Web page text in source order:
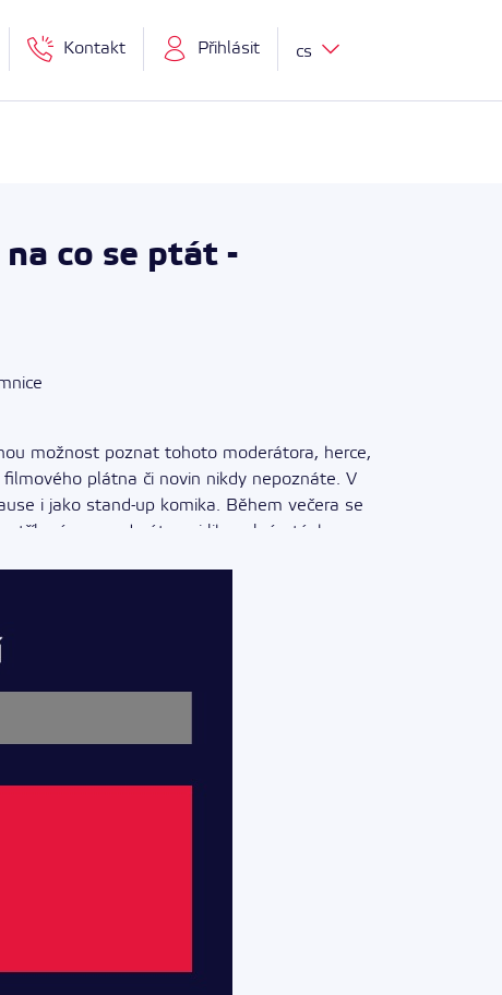
Kontakt Přihlásit cs
na co se ptát -
možnost poznat tohoto moderátora, herce,
plátna či novin nikdy nepoznáte. V
i jako stand-up komika. Během večera se
moderátorovi libovolné otázky.